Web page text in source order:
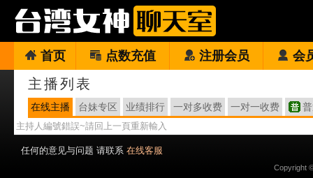
首页 点数充值 注册会员 会
主播列表
在线主播 台妹专区 业绩排行 一对多收费 一对一收费
主持人編號錯誤~請回上一頁重新輸入
任何的意见与问题 请联系 在线客服
Copyright